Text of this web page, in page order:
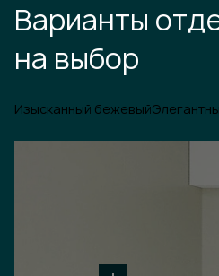
Варианты
на выбор
Изысканный бежевый